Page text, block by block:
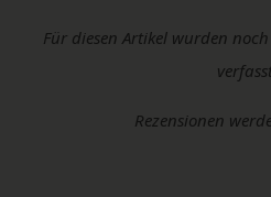
Für diesen Artikel wurden
Rezensionen